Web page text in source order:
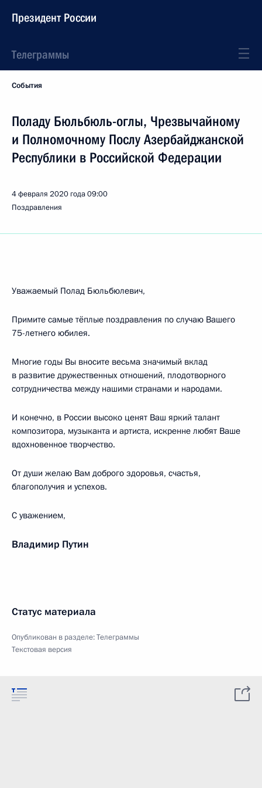
Президент России
Телеграммы
События
Поладу Бюльбюль-оглы, Чрезвычайному
и Полномочному Послу Азербайджанской
Республики в Российской Федерации
4 февраля 2020 года09:00
Поздравления
Уважаемый Полад Бюльбюлевич,
Примите самые тёплые поздравления по случаю Вашего
75-летнего юбилея.
Многие годы Вы вносите весьма значимый вклад
в развитие дружественных отношений, плодотворного
сотрудничества между нашими странами и народами.
И конечно, в России высоко ценят Ваш яркий талант
композитора, музыканта и артиста, искренне любят Ваше
вдохновенное творчество.
От души желаю Вам доброго здоровья, счастья,
благополучия и успехов.
С уважением,
Владимир Путин
Статус материала
Опубликован в разделе:Телеграммы
Текстовая версия